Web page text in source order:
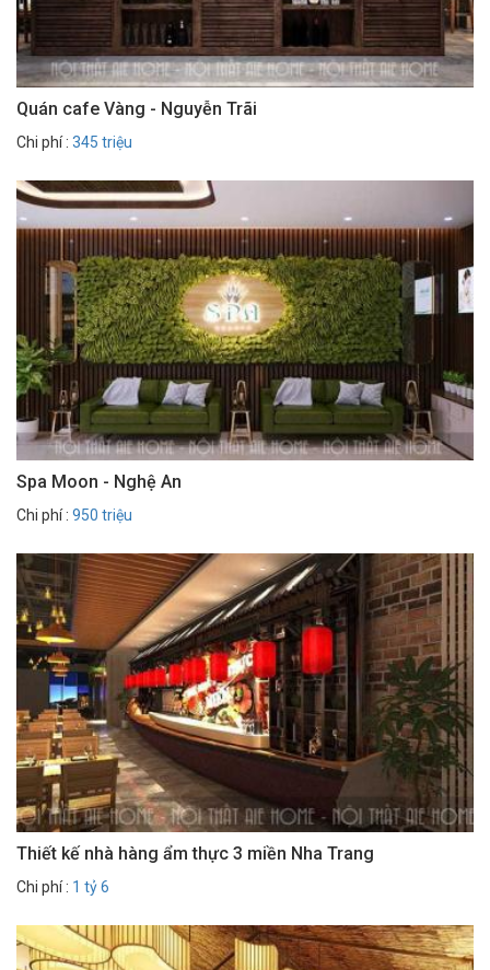
Quán cafe Vàng - Nguyễn Trãi
Chi phí : 345 triệu
Spa Moon - Nghệ An
Chi phí : 950 triệu
Thiết kế nhà hàng ẩm thực 3 miền Nha Trang
Chi phí : 1 tỷ 6